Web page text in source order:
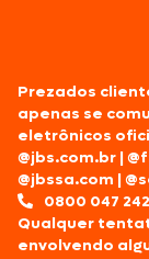
Prezados
apenas se
eletrônicos
@jbs.com.br |
@jbssa.com |
0800 047
Qualquer
envolvendo